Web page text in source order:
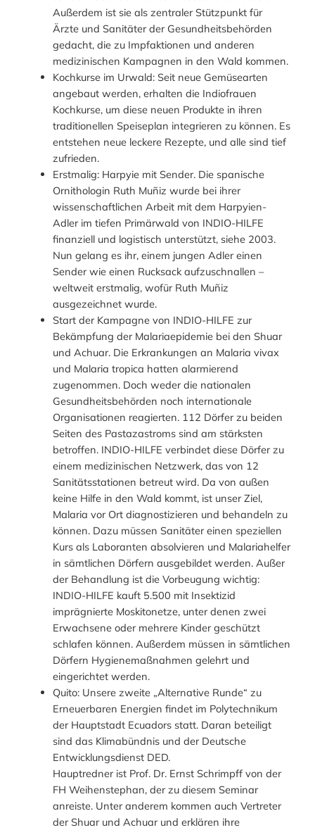
Außerdem ist sie als zentraler Stützpunkt für
Ärzte und Sanitäter der Gesundheitsbehörden
gedacht, die zu Impfaktionen und anderen
medizinischen Kampagnen in den Wald kommen.
Kochkurse im Urwald: Seit neue Gemüsearten
angebaut werden, erhalten die Indiofrauen
Kochkurse, um diese neuen Produkte in ihren
traditionellen Speiseplan integrieren zu können. Es
entstehen neue leckere Rezepte, und alle sind tief
zufrieden.
Erstmalig: Harpyie mit Sender. Die spanische
Ornithologin Ruth Muñiz wurde bei ihrer
wissenschaftlichen Arbeit mit dem Harpyien-
Adler im tiefen Primärwald von INDIO-HILFE
finanziell und logistisch unterstützt, siehe 2003.
Nun gelang es ihr, einem jungen Adler einen
Sender wie einen Rucksack aufzuschnallen –
weltweit erstmalig, wofür Ruth Muñiz
ausgezeichnet wurde.
Start der Kampagne von INDIO-HILFE zur
Bekämpfung der Malariaepidemie bei den Shuar
und Achuar. Die Erkrankungen an Malaria vivax
und Malaria tropica hatten alarmierend
zugenommen. Doch weder die nationalen
Gesundheitsbehörden noch internationale
Organisationen reagierten. 112 Dörfer zu beiden
Seiten des Pastazastroms sind am stärksten
betroffen. INDIO-HILFE verbindet diese Dörfer zu
einem medizinischen Netzwerk, das von 12
Sanitätsstationen betreut wird. Da von außen
keine Hilfe in den Wald kommt, ist unser Ziel,
Malaria vor Ort diagnostizieren und behandeln zu
können. Dazu müssen Sanitäter einen speziellen
Kurs als Laboranten absolvieren und Malariahelfer
in sämtlichen Dörfern ausgebildet werden. Außer
der Behandlung ist die Vorbeugung wichtig:
INDIO-HILFE kauft 5.500 mit Insektizid
imprägnierte Moskitonetze, unter denen zwei
Erwachsene oder mehrere Kinder geschützt
schlafen können. Außerdem müssen in sämtlichen
Dörfern Hygienemaßnahmen gelehrt und
eingerichtet werden.
Quito: Unsere zweite „Alternative Runde“ zu
Erneuerbaren Energien findet im Polytechnikum
der Hauptstadt Ecuadors statt. Daran beteiligt
sind das Klimabündnis und der Deutsche
Entwicklungsdienst DED.
Hauptredner ist Prof. Dr. Ernst Schrimpff von der
FH Weihenstephan, der zu diesem Seminar
anreiste. Unter anderem kommen auch Vertreter
der Shuar und Achuar und erklären ihre